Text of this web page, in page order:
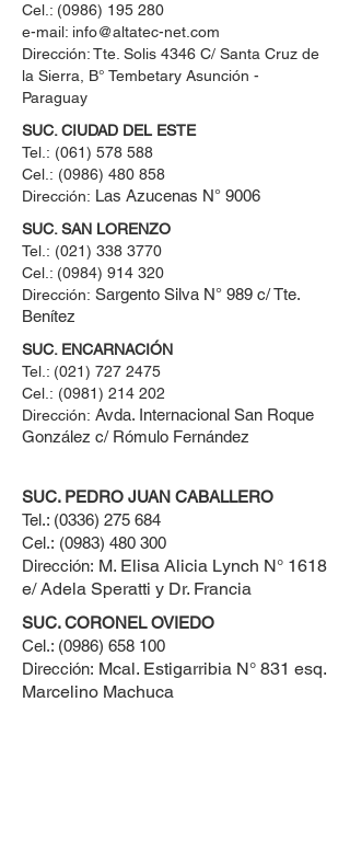
Cel.: (0986) 195 280
e-mail: info@altatec-net.com
Dirección: Tte. Solis 4346 C/ Santa Cruz de
la Sierra, B° Tembetary Asunción -
Paraguay
SUC. CIUDAD DEL ESTE
Tel.: (061) 578 588
Cel.: (0986) 480 858
Dirección: Las Azucenas N° 9006
SUC. SAN LORENZO
Tel.: (021) 338 3770
Cel.: ​(0984) 914 320
Dirección: Sargento Silva N° 989 c/ Tte.
Benítez
SUC. ENCARNACIÓN
Tel.: (021) 727 2475
Cel.: (0981) 214 202
Dirección: Avda. Internacional San Roque
González c/ Rómulo Fernández
SUC. PEDRO JUAN CABALLERO
Tel.: (0336) 275 684
Cel.: (0983) 480 300
Dirección: M. Elisa Alicia Lynch N° 1618
e/ Adela Speratti y Dr. Francia
SUC. CORONEL OVIEDO
Cel.: (0986) 658 100
Dirección: Mcal. Estigarribia N° 831 esq.
Marcelino Machuca